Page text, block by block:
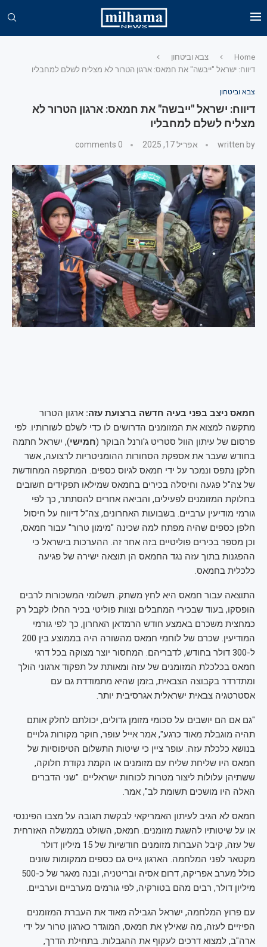
Home
צבא וביטחון
דיווח: ישראל "ייבשה" את חמאס: ארגון הטרור לא מצליח לשלם למחבליו
צבא וביטחון
דיווח: ישראל "ייבשה" את חמאס: ארגון הטרור לא
מצליח לשלם למחבליו
written by אפריל 17, 2025 0 comments
חמאס ניצב בפני בעיה חדשה ברצועת עזה: ארגון הטרור
מתקשה למצוא את המזומנים הדרושים לו כדי לשלם לשורותיו. לפי
פרסום של עיתון הוול סטריט ג'ורנל הבוקר (חמישי), ישראל חתמה
בחודש שעבר את אספקת הסחורות ההומניטריות לרצועה, אשר
חלקן נתפס ונמכר על ידי חמאס לגיוס כספים. המתקפה המחודשת
של צה"ל פגעה וחיסלה בכירים בחמאס שמילאו תפקידים חשובים
בחלוקת המזומנים לפעילים, והביאה אחרים להסתתר, כך לפי
גורמי מודיעין ערביים. בשבועות האחרונים, צה"ל דיווח על חיסול
חלפן כספים שהיה מפתח למה שכינה "מימון טרור" עבור חמאס,
וכן מספר בכירים פוליטיים בזה אחר זה. ההערכות בישראל כי
ההפגנות בתוך עזה נגד החמאס הן תוצאה ישירה של פגיעה
כלכלית בחמאס.
התוצאה עבור חמאס היא לחץ משתק. תשלומי המשכורות לרבים
הופסקו, בעוד שבכירי המחבלים וצוות פוליטי בכיר החלו לקבל רק
כמחצית משכרם באמצע חודש הרמדאן האחרון, כך לפי גורמי
המודיעין. שכרם של לוחמי חמאס מהשורה היה בממוצע בין 200
ל-300 דולר בחודש, לדבריהם. המחסור יוצר מצוקה בכל דרגי
חמאס בכלכלת המזומנים של עזה ומאותת על תפקוד ארגוני הולך
ומתדרדר בקבוצה הצבאית, בזמן שהיא מתמודדת גם עם
אסטרטגיה צבאית ישראלית אגרסיבית יותר.
"גם אם הם יושבים על סכומי מזומן גדולים, יכולתם לחלק אותם
תהיה מוגבלת מאוד כרגע", אמר אייל עופר, חוקר מקורות גלויים
בנושא כלכלת עזה. עופר ציין כי שיטות התשלום הטיפוסיות של
חמאס היו שליחת שליח עם מזומנים או הקמת נקודת חלוקה,
ששתיהן עלולות ליצור מטרות לכוחות ישראליים. "שני הדברים
האלה היו מושכים תשומת לב", אמר.
חמאס לא הגיב לעיתון האמריקאי לבקשת תגובה על מצבו הפיננסי
או על שיטותיו להשגת מזומנים. חמאס, השולט בממשלה האזרחית
של עזה, קיבל העברות מזומנים חודשיות של 15 מיליון דולר
מקטאר לפני המלחמה. הארגון גייס גם כספים ממקומות שונים
כולל מערב אפריקה, דרום אסיה ובריטניה, ובנה מאגר של כ-500
מיליון דולר, רבים מהם בטורקיה, לפי גורמים מערביים וערביים.
עם פרוץ המלחמה, ישראל הגבילה מאוד את העברת המזומנים
הפיזיים לעזה, מה שאילץ את חמאס, המוגדר כארגון טרור על ידי
ארה"ב, למצוא דרכים לעקוף את ההגבלות. בתחילת הדרך,